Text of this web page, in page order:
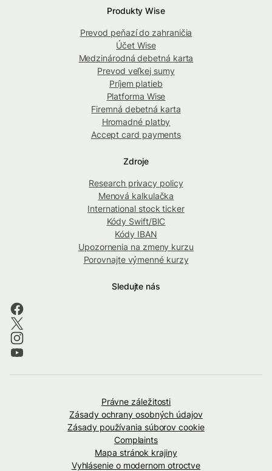
Produkty Wise
Prevod peňazí do zahraničia
Účet Wise
Medzinárodná debetná karta
Prevod veľkej sumy
Príjem platieb
Platforma Wise
Firemná debetná karta
Hromadné platby
Accept card payments
Zdroje
Research privacy policy
Menová kalkulačka
International stock ticker
Kódy Swift/BIC
Kódy IBAN
Upozornenia na zmeny kurzu
Porovnajte výmenné kurzy
Sledujte nás
Právne záležitosti
Zásady ochrany osobných údajov
Zásady používania súborov cookie
Complaints
Mapa stránok krajiny
Vyhlásenie o modernom otroctve